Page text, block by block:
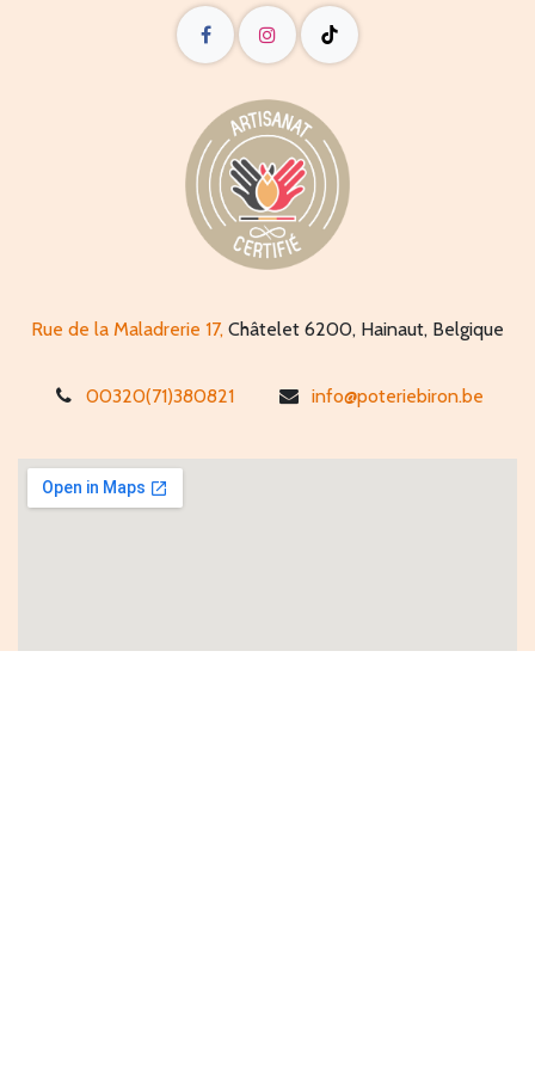
Rue de la Maladrerie 17, Châtelet 6200, Hainaut, Belgique
00320(71)380821 info@poteriebiron.be